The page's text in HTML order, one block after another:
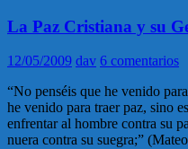
La Paz Cristiana y su
12/05/2009 dav 6 comentarios
“No penséis que he venido
he venido para traer paz, sino
enfrentar al hombre contra su
nuera contra su suegra;”